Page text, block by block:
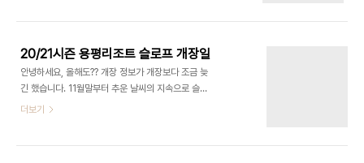
게 1월 초임에도 불구하고 브릿지 역할을 하는 골드
파라다이스 및 블루 슬로프의 오픈이 여전히 미뤄지
고 있습니다. 이유는? 모르겠습니다. 골드슬로프는
원래 12월 21일 개장한다고 했음에도 불구하고 2주
가 지난, 지금까지도 오픈하지 않았기에 지금도 골드
는? 번거로움을 주고 있습니다. 블루 슬로프 또한 레
20/21시즌 용평리조트 슬로프 개장일
안녕하세요, 올해도?? 개장 정보가 개장보다 조금 늦
긴 했습니다. 11월말부터 추운 날씨의 지속으로 슬로
프 개장이 장당히 빠르게 진척이 이뤄지고 있습니다.
더보기